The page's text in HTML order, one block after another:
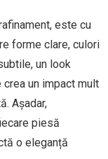
este cu
forme clare, culori
un look
un impact mult
Așadar,
piesă
o eleganță